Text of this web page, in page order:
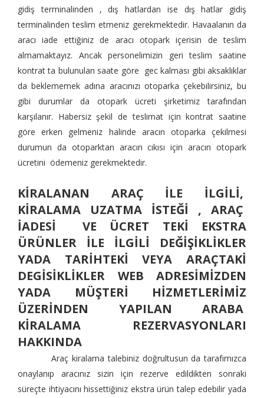
gidiş terminalinden , dış hatlardan ise dış hatlar gidiş
terminalinden teslim etmeniz gerekmektedir. Havaalanın da
aracı iade ettiğiniz de aracı otopark içerisin de teslim
almamaktayız. Ancak personelimizin geri teslim saatine
kontrat ta bulunulan saate göre gec kalması gibi aksaklıklar
da beklememek adına aracınızı otoparka çekebilirsiniz, bu
gibi durumlar da otopark ücreti şirketimiz tarafından
karşılanır. Habersiz şekil de teslimat için kontrat saatine
göre erken gelmeniz halinde aracın otoparka çekilmesi
durumun da otoparktan aracın cıkısı için aracın otopark
ücretini ödemeniz gerekmektedir.
KİRALANAN ARAÇ İLE İLGİLİ,
KİRALAMA UZATMA İSTEĞİ , ARAÇ
İADESİ VE ÜCRET TEKİ EKSTRA
ÜRÜNLER İLE İLGİLİ DEĞİŞİKLİKLER
YADA TARİHTEKİ VEYA ARAÇTAKİ
DEGİSİKLİKLER WEB ADRESİMİZDEN
YADA MÜŞTERİ HİZMETLERİMİZ
ÜZERİNDEN YAPILAN ARABA
KİRALAMA REZERVASYONLARI
HAKKINDA
Araç kiralama talebiniz doğrultusun da tarafımızca
onaylanıp aracınız sizin için rezerve edildikten sonraki
süreçte ihtiyacını hissettiğiniz ekstra ürün talep edebilir yada